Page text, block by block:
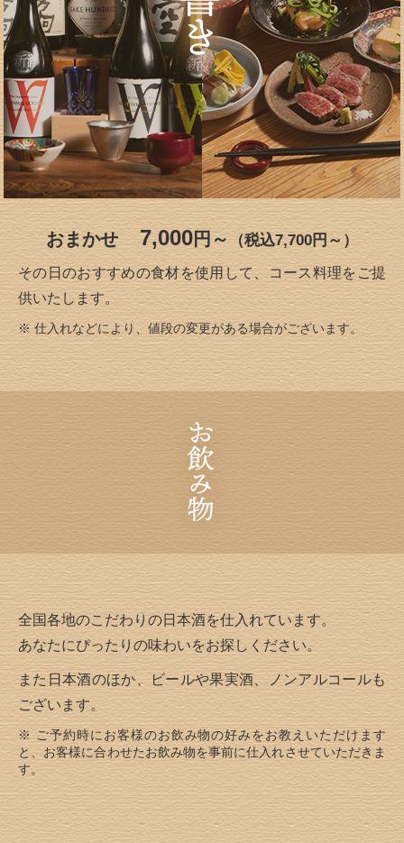
おまかせ 7,000円～ （税込7,700円～）
その日のおすすめの食材を使用して、コース料理をご提
供いたします。
※ 仕入れなどにより、値段の変更がある場合がございます。
全国各地のこだわりの日本酒を仕入れています。
あなたにぴったりの味わいをお探しください。
また日本酒のほか、ビールや果実酒、ノンアルコールも
ございます。
※ ご予約時にお客様のお飲み物の好みをお教えいただけます
と、 お客様に合わせたお飲み物を事前に仕入れさせていただきま
す。